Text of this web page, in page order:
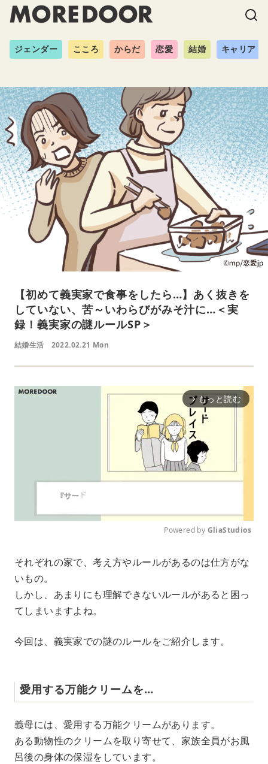
ジェンダー こころ からだ 恋愛 結婚 キャリア
【初めて義実家で食事をしたら…】あく抜きを
していない、苦～いわらびがみそ汁に…＜実
録！義実家の謎ルールSP＞
結婚生活 2022.02.21 Mon
arrow_forward_ios もっと読む
u
e
Powered by GliaStudios
それぞれの家で、考え方やルールがあるのは仕方がな
いもの。
しかし、あまりにも理解できないルールがあると困っ
てしまいますよね。
今回は、義実家での謎のルールをご紹介します。
愛用する万能クリームを…
義母には、愛用する万能クリームがあります。
ある動物性のクリームを取り寄せて、家族全員がお風
呂後の身体の保湿をしています。